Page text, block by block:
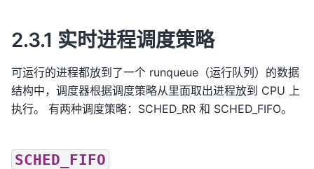
2.3.1 实时进程调度策略
可运行的进程都放到了一个 runqueue（运行队列）的数据
结构中，调度器根据调度策略从里面取出进程放到 CPU 上
执行。 有两种调度策略：SCHED_RR 和 SCHED_FIFO。
SCHED_FIFO